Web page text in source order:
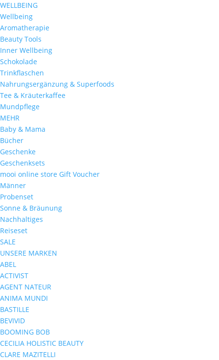
WELLBEING
Wellbeing
Aromatherapie
Beauty Tools
Inner Wellbeing
Schokolade
Trinkflaschen
Nahrungsergänzung & Superfoods
Tee & Kräuterkaffee
Mundpflege
MEHR
Baby & Mama
Bücher
Geschenke
Geschenksets
mooi online store Gift Voucher
Männer
Probenset
Sonne & Bräunung
Nachhaltiges
Reiseset
SALE
UNSERE MARKEN
ABEL
ACTIVIST
AGENT NATEUR
ANIMA MUNDI
BASTILLE
BEVIVID
BOOMING BOB
CECILIA HOLISTIC BEAUTY
CLARE MAZITELLI